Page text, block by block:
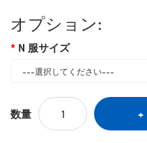
オプション:
N 服サイズ
数量